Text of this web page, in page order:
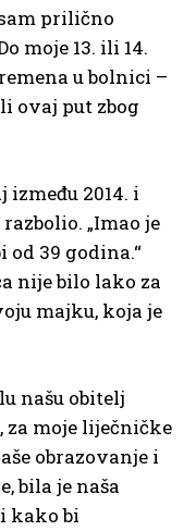
prilično
moje 13. ili 14.
u bolnici –
ovaj put zbog
2014. i
„Imao je
od 39 godina.“
nije bilo lako za
majku, koja je
našu obitelj
moje liječničke
obrazovanje i
bila je naša
kako bi